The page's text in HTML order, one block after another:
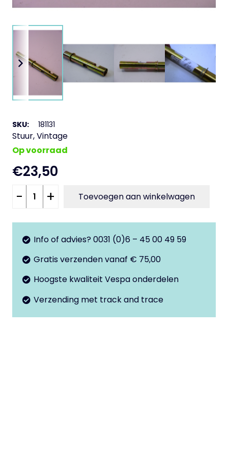
SKU: 181131
Stuur,Vintage
Op voorraad
€23,50
deel
125x24
aantal
- + Toevoegen aan winkelwagen
Info of advies? 0031 (0)6 – 45 00 49 59
Gratis verzenden vanaf € 75,00
Hoogste kwaliteit Vespa onderdelen
Verzending met track and trace